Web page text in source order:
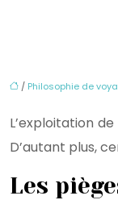
/ Philosophie de
L’exploitation
D’autant plus,
Les